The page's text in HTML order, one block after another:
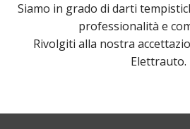
Siamo in grado di darti
professionalità e
Rivolgiti alla nostra
Elettrauto.